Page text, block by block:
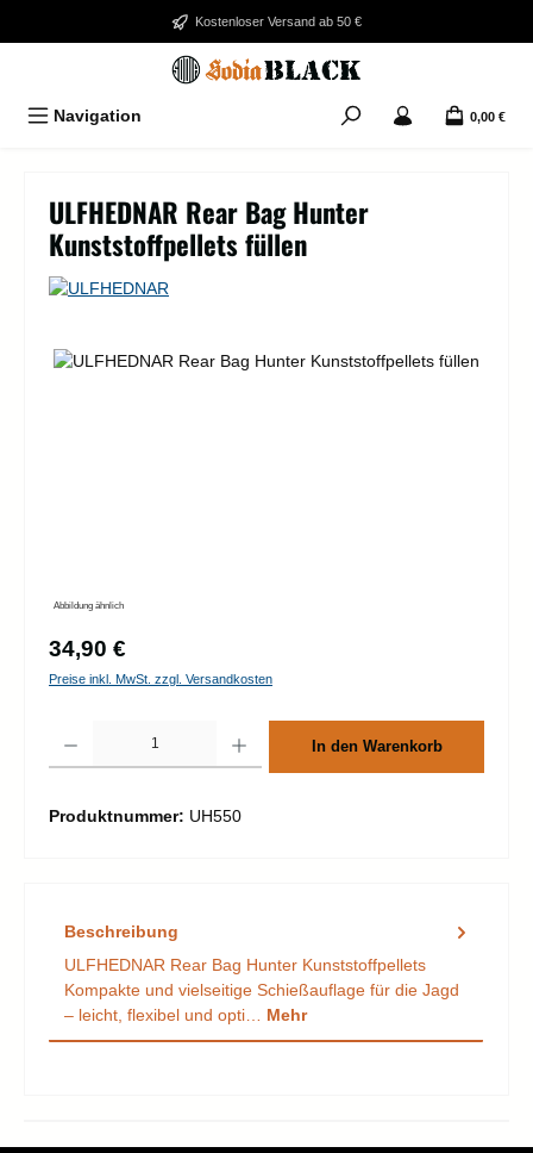
Zum Hauptinhalt springenKostenloser Versand ab 50 €
Navigation 0,00 €
ULFHEDNAR Rear Bag Hunter
Kunststoffpellets füllen
Bildergalerie überspringen
Abbildung ähnlich
Regulärer Preis:
34,90 €
Preise inkl. MwSt. zzgl. Versandkosten
In den Warenkorb
Produktnummer: UH550
Beschreibung
ULFHEDNAR Rear Bag Hunter Kunststoffpellets
Kompakte und vielseitige Schießauflage für die Jagd
– leicht, flexibel und opti… Mehr